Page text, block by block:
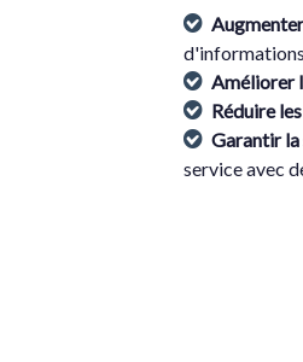
Améliorer
Réduire
Garantir
service avec